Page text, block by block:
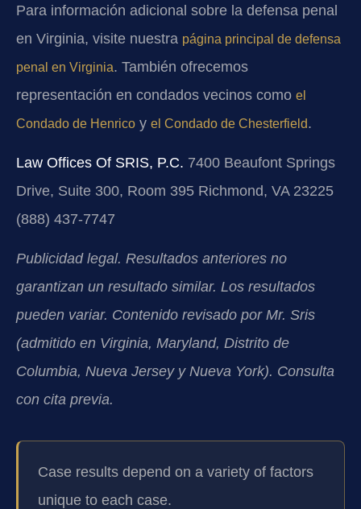
Para información adicional sobre la defensa penal
en Virginia, visite nuestra página principal de defensa
penal en Virginia. También ofrecemos
representación en condados vecinos como el
Condado de Henrico y el Condado de Chesterfield.
Law Offices Of SRIS, P.C. 7400 Beaufont Springs
Drive, Suite 300, Room 395 Richmond, VA 23225
(888) 437-7747
Publicidad legal. Resultados anteriores no
garantizan un resultado similar. Los resultados
pueden variar. Contenido revisado por Mr. Sris
(admitido en Virginia, Maryland, Distrito de
Columbia, Nueva Jersey y Nueva York). Consulta
con cita previa.
Case results depend on a variety of factors
unique to each case.